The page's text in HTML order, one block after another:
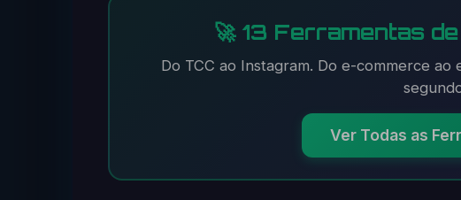
🚀 13 Ferramentas
Do TCC ao Instagram. Do e-commerce
Ver Todas as